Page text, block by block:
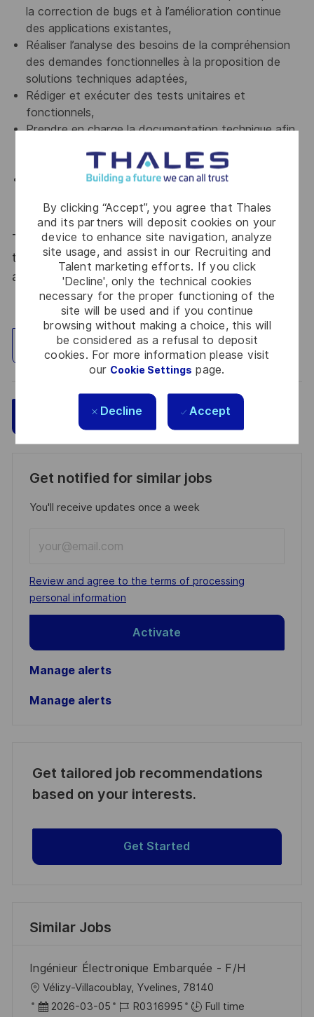
By clicking “Accept”, you agree that Thales
and its partners will deposit cookies on your
device to enhance site navigation, analyze
site usage, and assist in our Recruiting and
Talent marketing efforts. If you click
'Decline', only the technical cookies
necessary for the proper functioning of the
site will be used and if you continue
browsing without making a choice, this will
be considered as a refusal to deposit
cookies. For more information please visit
our Cookie Settings page.
Decline Accept
la correction de bugs et à l’amélioration continue
des applications existantes,
Réaliser l’analyse des besoins de la compréhension
des demandes fonctionnelles à la proposition de
solutions techniques adaptées,
Rédiger et exécuter des tests unitaires et
fonctionnels,
Prendre en charge la documentation technique afin
Etablir une veille technologique afin de suivre les
améliorations pertinentes.
Thales, entreprise Handi-Engagée, reconnait
tous les talents. La diversité est notre meilleur
atout. Postulez et rejoignez nous !
Explore Location
Save
Get notified for similar jobs
You'll receive updates once a week
Email
address
(Required)
Required
Review and agree to the terms of processing
personal information
Activate
Manage alerts
Manage alerts
Get tailored job recommendations
based on your interests.
Get Started
Similar Jobs
Ingénieur Électronique Embarquée - F/H
L
o
Vélizy-Villacoublay, Yvelines, 78140
P
2026-03-05
J
R0316995
Full time